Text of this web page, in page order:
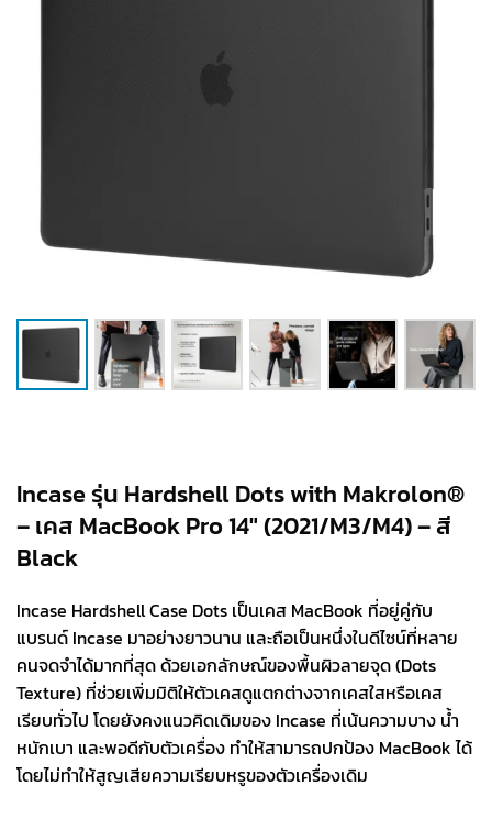
Incase รุ่น Hardshell Dots with Makrolon®
– เคส MacBook Pro 14″ (2021/M3/M4) – สี
Black
Incase Hardshell Case Dots เป็นเคส MacBook ที่อยู่คู่กับ
แบรนด์ Incase มาอย่างยาวนาน และถือเป็นหนึ่งในดีไซน์ที่หลาย
คนจดจำได้มากที่สุด ด้วยเอกลักษณ์ของพื้นผิวลายจุด (Dots
Texture) ที่ช่วยเพิ่มมิติให้ตัวเคสดูแตกต่างจากเคสใสหรือเคส
เรียบทั่วไป โดยยังคงแนวคิดเดิมของ Incase ที่เน้นความบาง น้ำ
หนักเบา และพอดีกับตัวเครื่อง ทำให้สามารถปกป้อง MacBook ได้
โดยไม่ทำให้สูญเสียความเรียบหรูของตัวเครื่องเดิม